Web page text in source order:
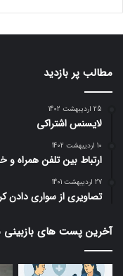
مطالب پر بازدید
25 اردیبهشت 1402
لایسنس اشتراکی
10 اردیبهشت 1402
ارتباط بین تلفن همراه
27 اردیبهشت 1401
تصاویری از سواری دادن
آخرین پست های